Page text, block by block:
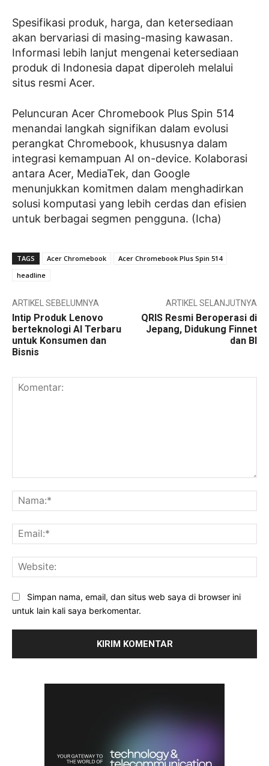
Spesifikasi produk, harga, dan ketersediaan
akan bervariasi di masing-masing kawasan.
Informasi lebih lanjut mengenai ketersediaan
produk di Indonesia dapat diperoleh melalui
situs resmi Acer.
Peluncuran Acer Chromebook Plus Spin 514
menandai langkah signifikan dalam evolusi
perangkat Chromebook, khususnya dalam
integrasi kemampuan AI on-device. Kolaborasi
antara Acer, MediaTek, dan Google
menunjukkan komitmen dalam menghadirkan
solusi komputasi yang lebih cerdas dan efisien
untuk berbagai segmen pengguna. (Icha)
TAGS Acer Chromebook
Acer Chromebook Plus Spin 514
headline
ARTIKEL SEBELUMNYA
Intip Produk Lenovo
berteknologi AI Terbaru
untuk Konsumen dan
Bisnis
ARTIKEL SELANJUTNYA
QRIS Resmi Beroperasi di
Jepang, Didukung Finnet
dan BI
Simpan nama, email, dan situs web saya di browser ini
untuk lain kali saya berkomentar.